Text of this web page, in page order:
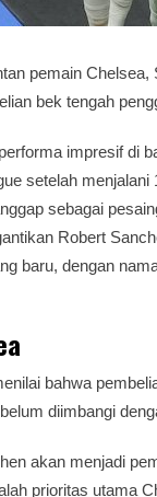
pemain Chelsea,
bek tengah
impresif di
setelah
sebagai
Robert
baru, dengan
bahwa
belum diimbangi
akan menjadi
prioritas utama